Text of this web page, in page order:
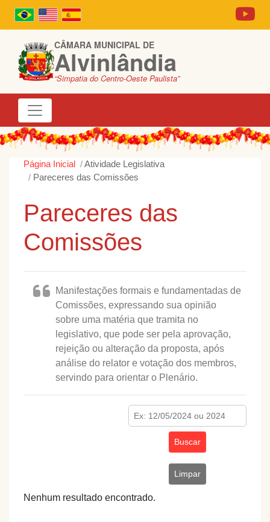
CÂMARA MUNICIPAL DE
Alvinlândia
“Simpatia do Centro-Oeste Paulista”
Página Inicial
Atividade Legislativa
Pareceres das Comissões
Pareceres das
Comissões
Manifestações formais e fundamentadas de
Comissões, expressando sua opinião
sobre uma matéria que tramita no
legislativo, que pode ser pela aprovação,
rejeição ou alteração da proposta, após
análise do relator e votação dos membros,
servindo para orientar o Plenário.
Buscar
Limpar
Nenhum resultado encontrado.